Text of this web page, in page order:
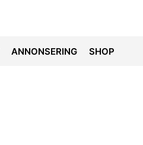
ANNONSERING SHOP